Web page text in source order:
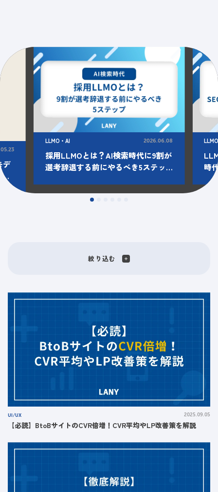
デ
LLMO・AI 2026.06.08
採用LLMOとは？AI検索時代に9割が
選考辞退する前にやるべき5ステッ
時
絞り込む
UI/UX 2025.09.05
【必読】BtoBサイトのCVR倍増！CVR平均やLP改善策を解説